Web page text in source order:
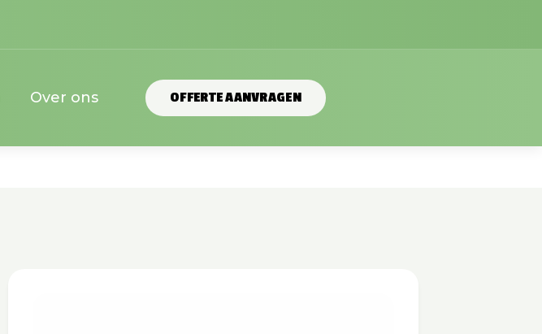
Over ons OFFERTE AANVRAGEN